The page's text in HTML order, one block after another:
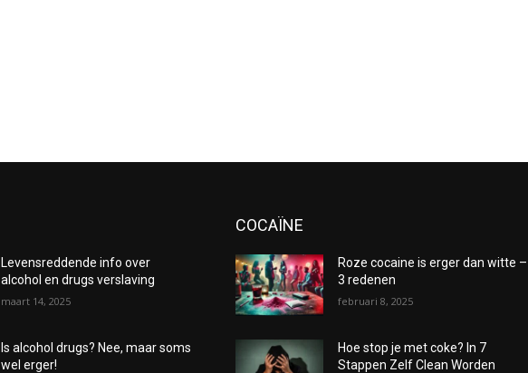
Levensreddende info over
alcohol en drugs verslaving
maart 14, 2025
Is alcohol drugs? Nee, maar soms
wel erger!
COCAÏNE
Roze cocaine is erger dan witte –
3 redenen
februari 8, 2025
Hoe stop je met coke? In 7
Stappen Zelf Clean Worden